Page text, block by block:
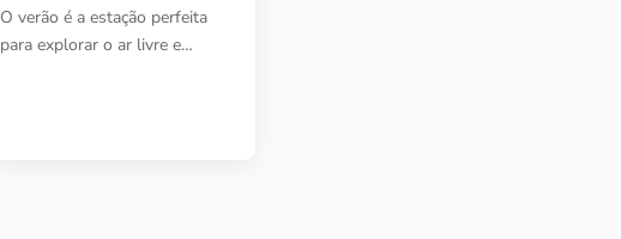
O verão é a estação perfeita
para explorar o ar livre e…